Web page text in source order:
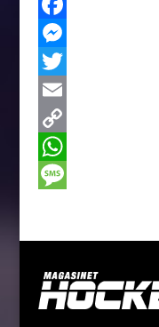
F
a
c
e
b
o
M
e
s
s
e
r
T
w
t
E
m
a
C
o
i
W
ss